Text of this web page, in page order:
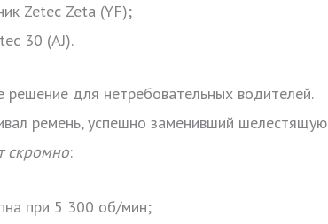
Zetec Zeta (YF);
30 (AJ).
для нетребовательных водителей.
ремень, успешно заменивший шелестящую
скромно:
при 5 300 об/мин;